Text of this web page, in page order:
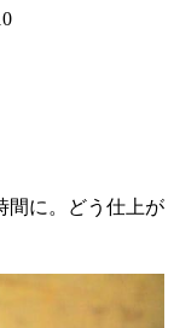
間に。どう仕上が